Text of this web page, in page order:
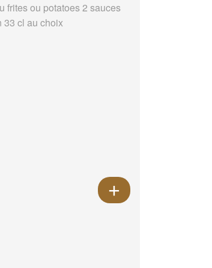
frites ou potatoes 2 sauces
33 cl au choix